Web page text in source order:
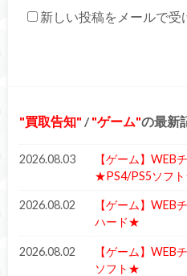
新しい投稿をメールで受
買取告知 / ゲーム の最新
2026.08.03
【ゲーム】WEB
★PS4/PS5ソフ
2026.08.02
【ゲーム】WEB
ハード★
2026.08.02
【ゲーム】WEB
ソフト★